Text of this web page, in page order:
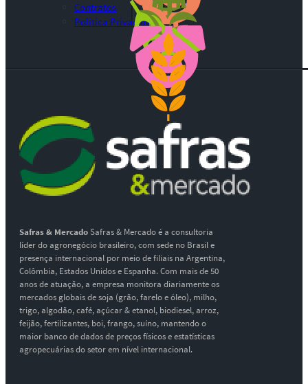
Contratos
Política Privacidade
Safras & MercadoSafras & Mercado é a consultoria
líder do agronegócio brasileiro, com sede no Brasil e
presença internacional por meio de filiais na Argentina,
Colômbia, Estados Unidos e Espanha. Com mais de 50
anos de atuação, a empresa monitora diariamente os
mercados globais de soja (grão, farelo e óleo), milho,
trigo, algodão, café, açúcar & etanol, biodiesel, arroz,
feijão, fertilizantes, boi, frango, suíno, mantendo o
maior banco de dados de preços físicos e estatísticas
agropecuárias do setor em nível internacional.